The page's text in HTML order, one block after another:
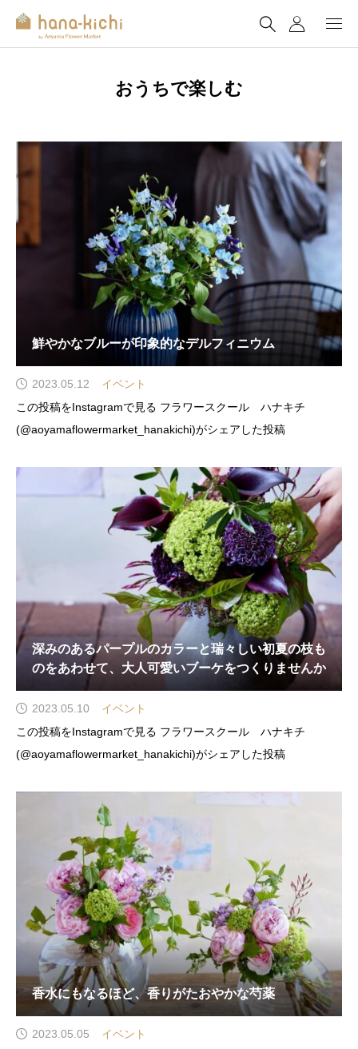
おうちで楽しむ
鮮やかなブルーが印象的なデルフィニウム
2023.05.12
イベント
この投稿をInstagramで見る フラワースクール ハナキチ
(@aoyamaflowermarket_hanakichi)がシェアした投稿
深みのあるパープルのカラーと瑞々しい初夏の枝も
のをあわせて、大人可愛いブーケをつくりませんか
2023.05.10
イベント
この投稿をInstagramで見る フラワースクール ハナキチ
(@aoyamaflowermarket_hanakichi)がシェアした投稿
香水にもなるほど、香りがたおやかな芍薬
2023.05.05
イベント